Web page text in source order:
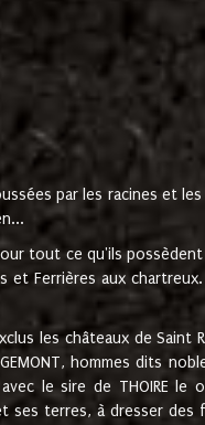
par les racines et
pour tout ce qu'ils
Ferrières aux chartreux.
les châteaux de
hommes dits
le sire de THOIRE
ses terres, à dresser